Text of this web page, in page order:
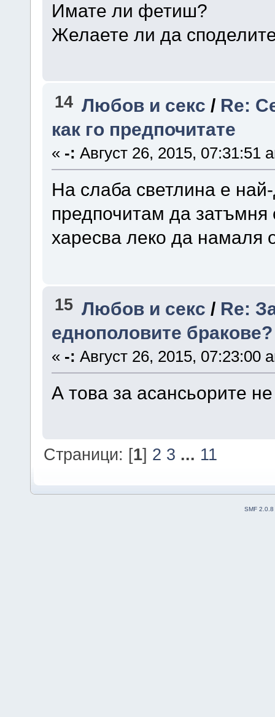
Имате ли фетиш?
Желаете ли да
14 Любов и секс / Re:
как го предпочитате
« -: Август 26, 2015, 07:31:51
На слаба светлина е
предпочитам да
харесва леко да намаля
15 Любов и секс / Re:
еднополовите бракове?
« -: Август 26, 2015, 07:23:00
А това за асансьорите
Страници: [1] 2 3 ... 11
SMF 2.0.8